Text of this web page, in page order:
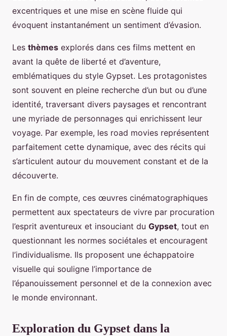
excentriques et une mise en scène fluide qui
évoquent instantanément un sentiment d’évasion.
Les thèmes explorés dans ces films mettent en
avant la quête de liberté et d’aventure,
emblématiques du style Gypset. Les protagonistes
sont souvent en pleine recherche d’un but ou d’une
identité, traversant divers paysages et rencontrant
une myriade de personnages qui enrichissent leur
voyage. Par exemple, les road movies représentent
parfaitement cette dynamique, avec des récits qui
s’articulent autour du mouvement constant et de la
découverte.
En fin de compte, ces œuvres cinématographiques
permettent aux spectateurs de vivre par procuration
l’esprit aventureux et insouciant du Gypset, tout en
questionnant les normes sociétales et encouragent
l’individualisme. Ils proposent une échappatoire
visuelle qui souligne l’importance de
l’épanouissement personnel et de la connexion avec
le monde environnant.
Exploration du Gypset dans la